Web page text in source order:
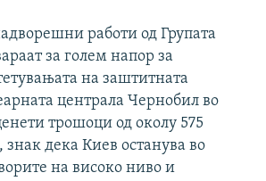
работи од Групата
за голем напор за
на заштитната
централа Чернобил во
трошоци од околу 575
дека Киев останува во
на високо ниво и